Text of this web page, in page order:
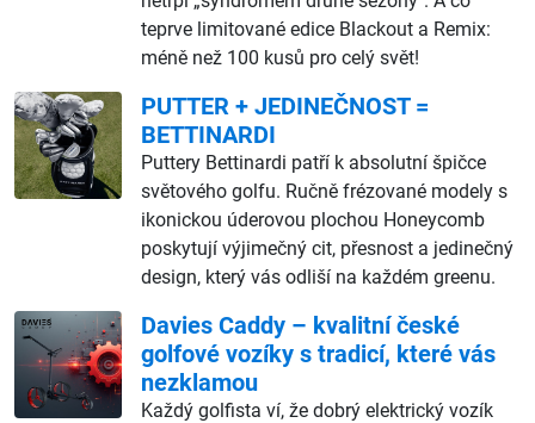
teprve limitované edice Blackout a Remix:
méně než 100 kusů pro celý svět!
PUTTER + JEDINEČNOST =
BETTINARDI
Puttery Bettinardi patří k absolutní špičce
světového golfu. Ručně frézované modely s
ikonickou úderovou plochou Honeycomb
poskytují výjimečný cit, přesnost a jedinečný
design, který vás odliší na každém greenu.
Davies Caddy – kvalitní české
golfové vozíky s tradicí, které vás
nezklamou
Každý golfista ví, že dobrý elektrický vozík